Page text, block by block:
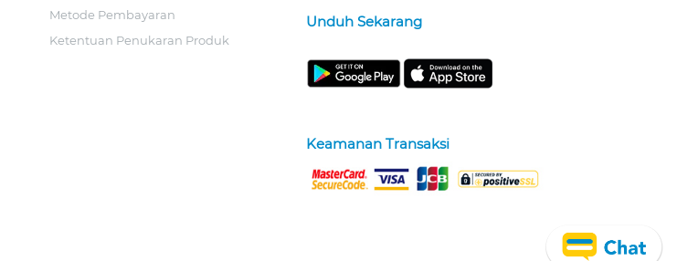
Metode Pembayaran
Ketentuan Penukaran Produk
Unduh Sekarang
Keamanan Transaksi